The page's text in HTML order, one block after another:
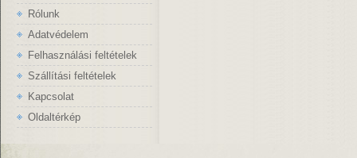
Rólunk
Adatvédelem
Felhasználási feltételek
Szállítási feltételek
Kapcsolat
Oldaltérkép